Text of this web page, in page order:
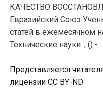
КАЧЕСТВО
Евразийский Союз
статей в ежемесячном
Технические науки. ; ():-.
Представляется
лицензии CC BY-ND